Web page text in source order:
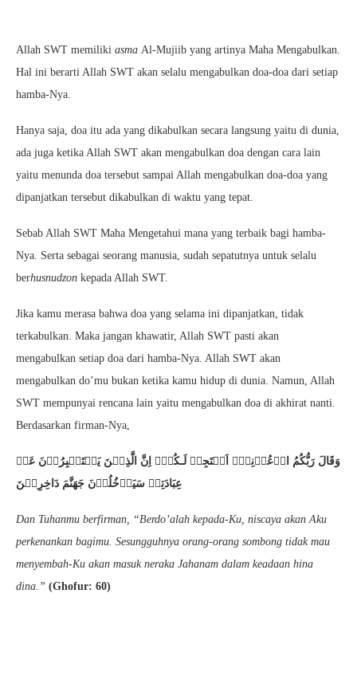
Allah SWT memiliki asma Al-Mujiib yang artinya Maha Mengabulkan.
Hal ini berarti Allah SWT akan selalu mengabulkan doa-doa dari setiap
hamba-Nya.
Hanya saja, doa itu ada yang dikabulkan secara langsung yaitu di dunia,
ada juga ketika Allah SWT akan mengabulkan doa dengan cara lain
yaitu menunda doa tersebut sampai Allah mengabulkan doa-doa yang
dipanjatkan tersebut dikabulkan di waktu yang tepat.
Sebab Allah SWT Maha Mengetahui mana yang terbaik bagi hamba-
Nya. Serta sebagai seorang manusia, sudah sepatutnya untuk selalu
berhusnudzon kepada Allah SWT.
Jika kamu merasa bahwa doa yang selama ini dipanjatkan, tidak
terkabulkan. Maka jangan khawatir, Allah SWT pasti akan
mengabulkan setiap doa dari hamba-Nya. Allah SWT akan
mengabulkan do’mu bukan ketika kamu hidup di dunia. Namun, Allah
SWT mempunyai rencana lain yaitu mengabulkan doa di akhirat nanti.
Berdasarkan firman-Nya,
وَقَالَ رَبُّكُمُ ادۡعُوۡنِىۡۤ اَسۡتَجِبۡ لَـكُمۡؕ اِنَّ الَّذِيۡنَ يَسۡتَكۡبِرُوۡنَ عَنۡ
Dan Tuhanmu berfirman, “Berdo’alah kepada-Ku, niscaya akan Aku
perkenankan bagimu. Sesungguhnya orang-orang sombong tidak mau
menyembah-Ku akan masuk neraka Jahanam dalam keadaan hina
dina.” (Ghofur: 60)